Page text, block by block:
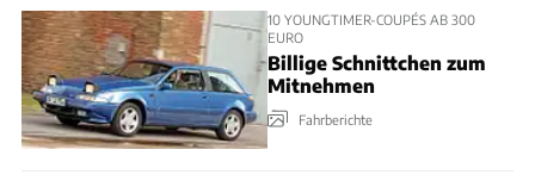
10 YOUNGTIMER-COUPÉS AB 300
EURO
Billige Schnittchen zum
Mitnehmen
Fahrberichte